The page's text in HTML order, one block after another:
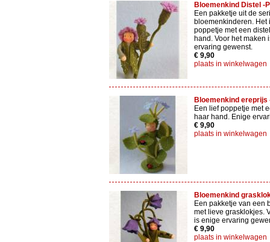
Bloemenkind Distel -
Een pakketje uit de
bloemenkinderen. Het
poppetje met een
hand. Voor het maken
ervaring gewenst.
€ 9,90
plaats in winkelwagen
Bloemenkind ereprijs
Een lief poppetje met
haar hand. Enige
€ 9,90
plaats in winkelwagen
Bloemenkind
Een pakketje van een
met lieve grasklokjes.
is enige ervaring
€ 9,90
plaats in winkelwagen